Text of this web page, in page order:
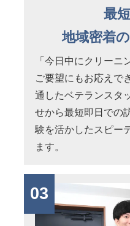
最
地域密着
「今日中にクリーニ
ご要望にもお応えで
通したベテランスタ
せから最短即日での
験を活かしたスピー
ます。
03